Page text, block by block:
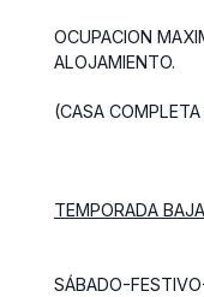
OCUPACION
ALOJAMIENTO.
(CASA
TEMPORADA
SÁBADO-